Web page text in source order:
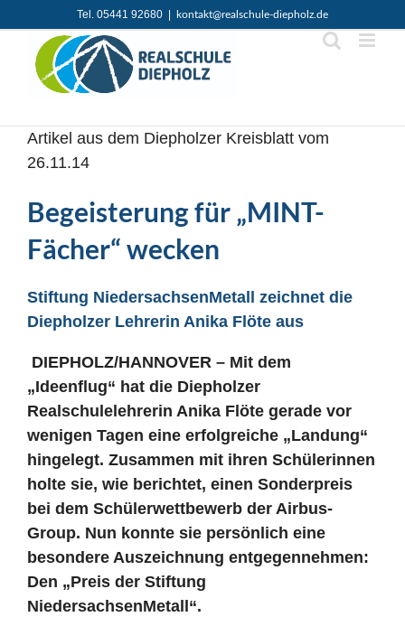
Inhalt
springen
Tel. 05441 92680 kontakt@realschule-diepholz.de
Artikel aus dem Diepholzer Kreisblatt vom
26.11.14
Begeisterung für „MINT-
Fächer“ wecken
Stiftung NiedersachsenMetall zeichnet die
Diepholzer Lehrerin Anika Flöte aus
DIEPHOLZ/HANNOVER – Mit dem
„Ideenflug“ hat die Diepholzer
Realschulelehrerin Anika Flöte gerade vor
wenigen Tagen eine erfolgreiche „Landung“
hingelegt. Zusammen mit ihren Schülerinnen
holte sie, wie berichtet, einen Sonderpreis
bei dem Schülerwettbewerb der Airbus-
Group. Nun konnte sie persönlich eine
besondere Auszeichnung entgegennehmen:
Den „Preis der Stiftung
NiedersachsenMetall“.